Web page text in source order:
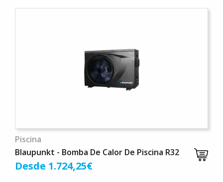
Piscina
Blaupunkt - Bomba De Calor De Piscina R32
Desde 1.724,25€